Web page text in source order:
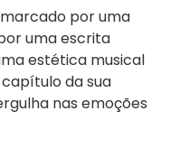
por uma
uma escrita
estética musical
da sua
nas emoções